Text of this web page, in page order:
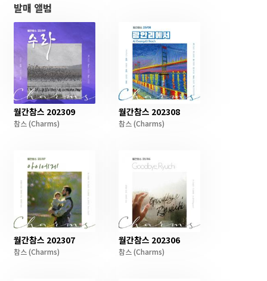
발매 앨범
월간참스 202309
참스 (Charms)
월간참스 202308
참스 (Charms)
월간참스 202307
참스 (Charms)
월간참스 202306
참스 (Charms)